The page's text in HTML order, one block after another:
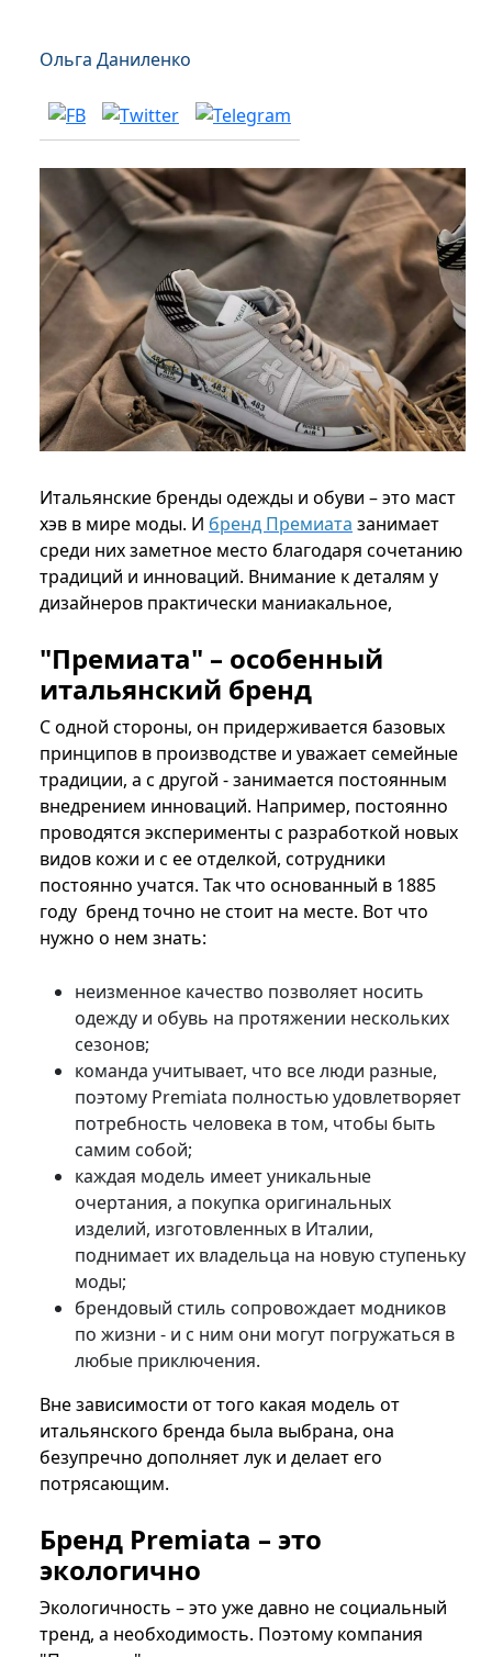
Ольга Даниленко
Итальянские бренды одежды и обуви – это маст
хэв в мире моды. И бренд Премиата занимает
среди них заметное место благодаря сочетанию
традиций и инноваций. Внимание к деталям у
дизайнеров практически маниакальное,
"Премиата" – особенный
итальянский бренд
С одной стороны, он придерживается базовых
принципов в производстве и уважает семейные
традиции, а с другой - занимается постоянным
внедрением инноваций. Например, постоянно
проводятся эксперименты с разработкой новых
видов кожи и с ее отделкой, сотрудники
постоянно учатся. Так что основанный в 1885
году бренд точно не стоит на месте. Вот что
нужно о нем знать:
неизменное качество позволяет носить
одежду и обувь на протяжении нескольких
сезонов;
команда учитывает, что все люди разные,
поэтому Premiata полностью удовлетворяет
потребность человека в том, чтобы быть
самим собой;
каждая модель имеет уникальные
очертания, а покупка оригинальных
изделий, изготовленных в Италии,
поднимает их владельца на новую ступеньку
моды;
брендовый стиль сопровождает модников
по жизни - и с ним они могут погружаться в
любые приключения.
Вне зависимости от того какая модель от
итальянского бренда была выбрана, она
безупречно дополняет лук и делает его
потрясающим.
Бренд Premiata – это
экологично
Экологичность – это уже давно не социальный
тренд, а необходимость. Поэтому компания